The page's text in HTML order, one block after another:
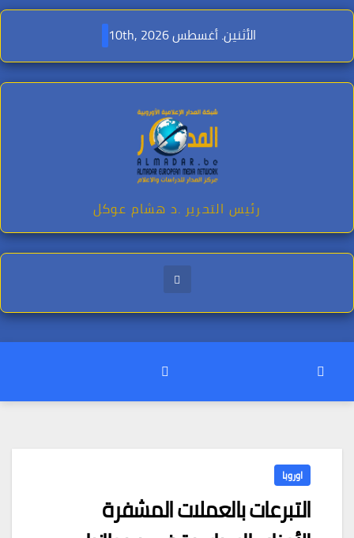
Skip
content
الأثنين. أغسطس 10th, 2026
رئيس التحرير .د هشام عوكل
اوروبا
التبرعات بالعملات المشفرة